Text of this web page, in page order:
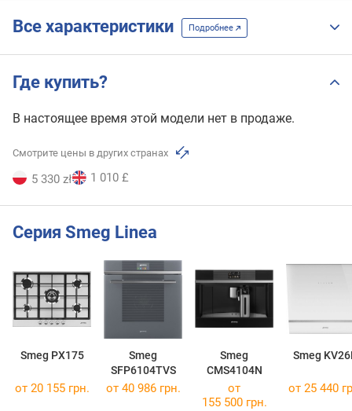
Все характеристики Подробнее
Где купить?
В настоящее время этой модели нет в продаже.
Смотрите цены в других странах
5 330 zł 1 010 £
Серия Smeg Linea
Smeg PX175
Smeg
SFP6104TVS
Smeg
CMS4104N
Smeg
от 20 155 грн. от 40 986 грн.
от
155 500 грн.
от 25 440